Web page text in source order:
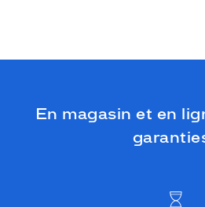
En magasin et en